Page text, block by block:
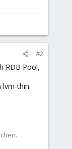
#2
RDB Pool,
lvm-thin.